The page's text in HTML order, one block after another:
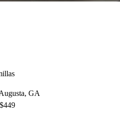
GA